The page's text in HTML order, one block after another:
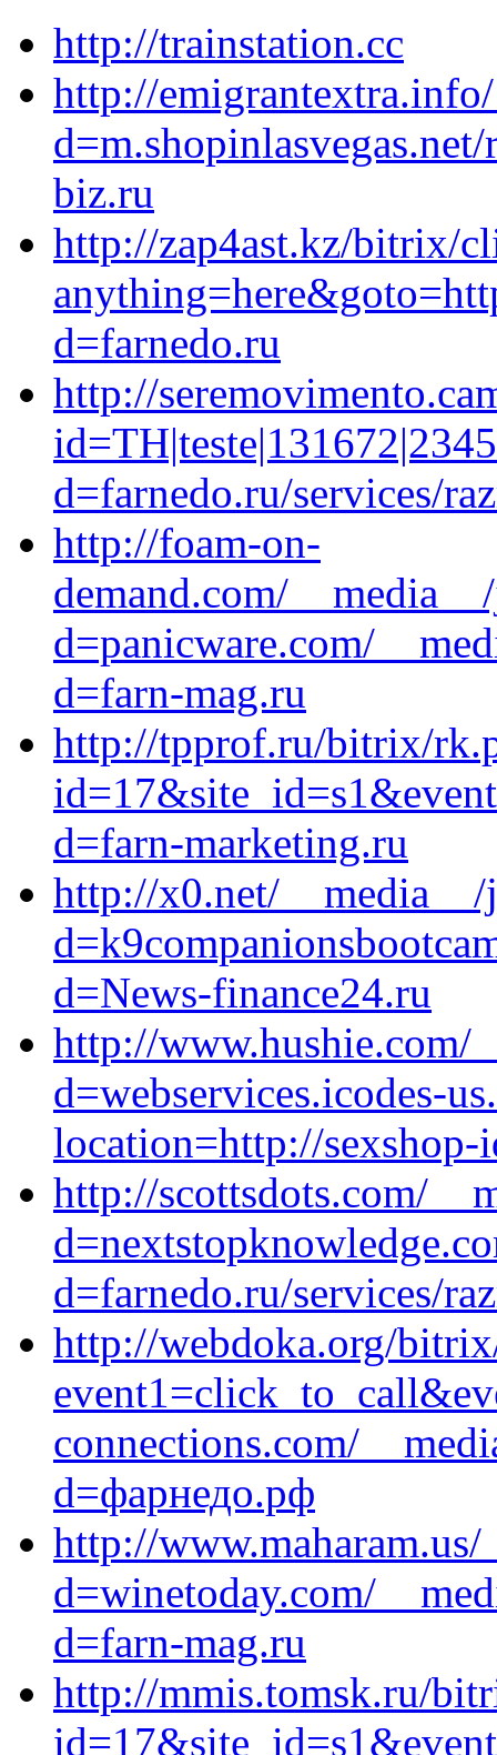
http://trainstation.cc
http://
biz.ru
http://zap4ast.kz/bitrix/
d=farnedo.ru
http://
d=farnedo.ru/services/
http://foam-on-
demand.com/
d=panicware.com/
d=farn-mag.ru
http://tpprof.ru/bitrix/
d=farn-marketing.ru
http://x0.net/
d=News-finance24.ru
http://www.hushie.com/
d=webservices.icodes-
location=http://sexshop-
http://scottsdots.com/
d=farnedo.ru/services/
http://webdoka.org/
connections.com/
d=фарнедо.рф
http://
d=winetoday.com/
d=farn-mag.ru
http://mmis.tomsk.ru/